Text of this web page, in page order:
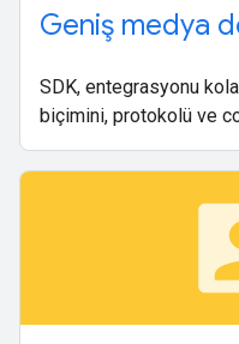
Geniş medya
SDK, entegrasyonu
biçimini, protokolü ve